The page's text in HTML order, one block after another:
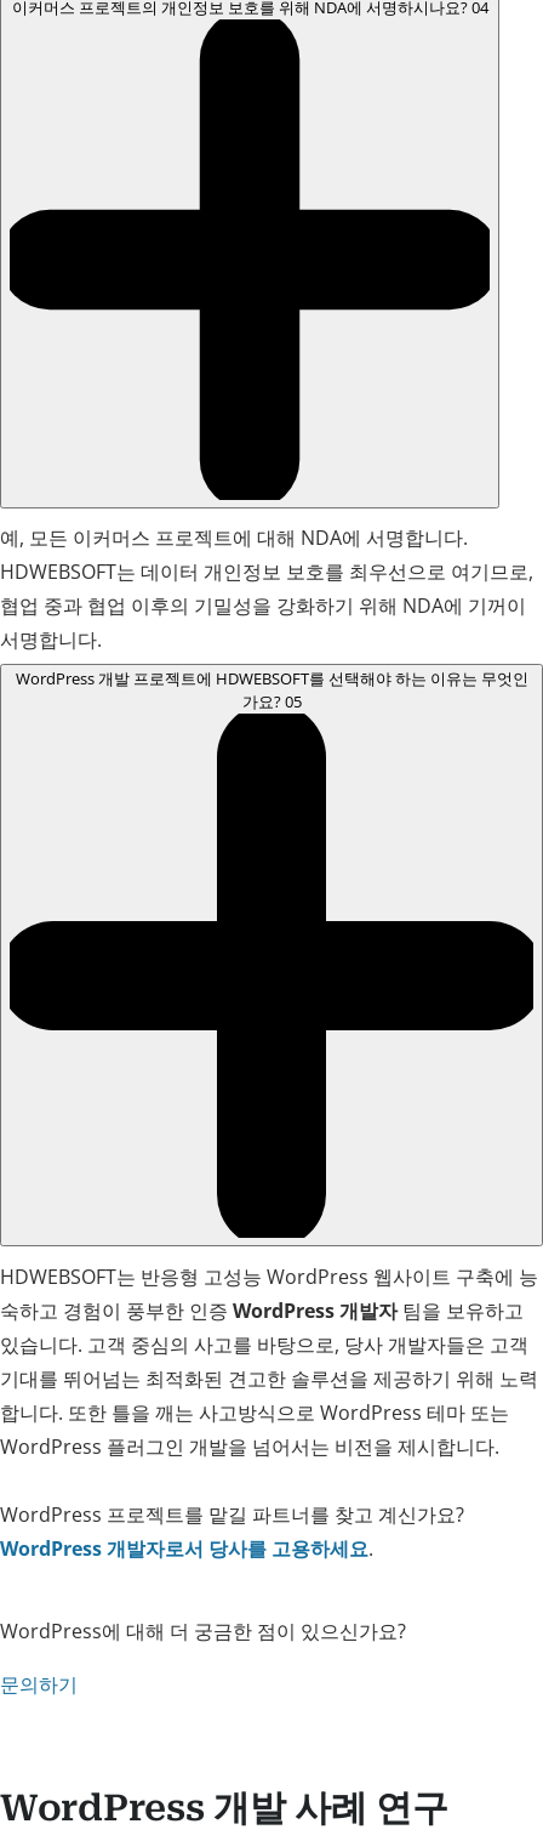
이커머스 프로젝트의 개인정보 보호를 위해 NDA에 서명하시나요?04
예, 모든 이커머스 프로젝트에 대해 NDA에 서명합니다.
HDWEBSOFT는 데이터 개인정보 보호를 최우선으로 여기므로,
협업 중과 협업 이후의 기밀성을 강화하기 위해 NDA에 기꺼이
서명합니다.
WordPress 개발 프로젝트에 HDWEBSOFT를 선택해야 하는 이유는 무엇인
가요?05
HDWEBSOFT는 반응형 고성능 WordPress 웹사이트 구축에 능
숙하고 경험이 풍부한 인증 WordPress 개발자팀을 보유하고
있습니다. 고객 중심의 사고를 바탕으로, 당사 개발자들은 고객
기대를 뛰어넘는 최적화된 견고한 솔루션을 제공하기 위해 노력
합니다. 또한 틀을 깨는 사고방식으로 WordPress 테마 또는
WordPress 플러그인 개발을 넘어서는 비전을 제시합니다.
WordPress 프로젝트를 맡길 파트너를 찾고 계신가요?
WordPress 개발자로서 당사를 고용하세요.
WordPress에 대해 더 궁금한 점이 있으신가요?
문의하기
WordPress 개발 사례 연구